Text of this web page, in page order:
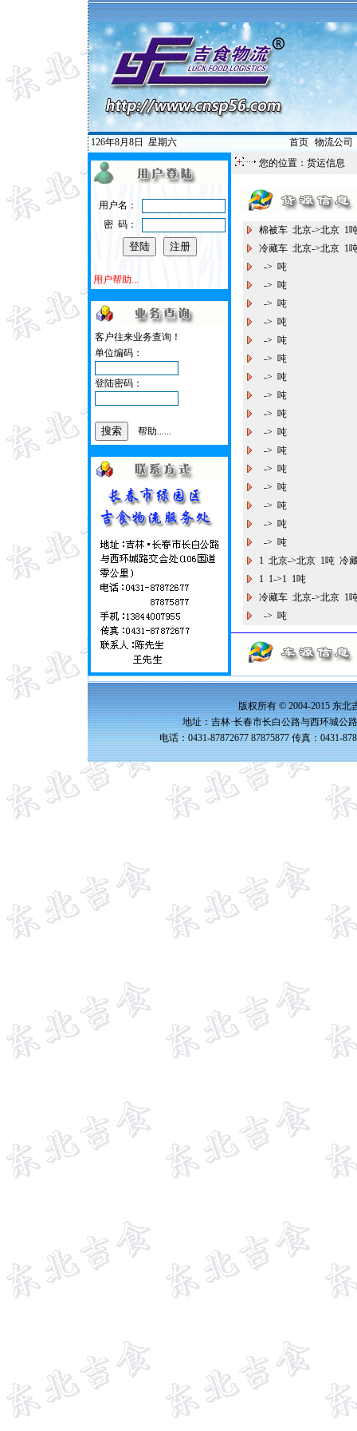
126年8月8日 星期六 首页| 物流公司
用户名：
密 码：
用户帮助...
客户往来业务查询！
单位编码：
登陆密码：
帮助......
您的位置： 货运信息
棉被车 北京->北京 1
冷藏车 北京->北京 1
-> 吨
-> 吨
-> 吨
-> 吨
-> 吨
-> 吨
-> 吨
-> 吨
-> 吨
-> 吨
-> 吨
-> 吨
-> 吨
-> 吨
-> 吨
-> 吨
1 北京->北京 1吨 冷
1 1->1 1吨
冷藏车 北京->北京 1
-> 吨
版权所有 © 2004-2015 东北
地址：吉林·长春市长白公路与西环城公
电话：0431-87872677 87875877 传真：0431-